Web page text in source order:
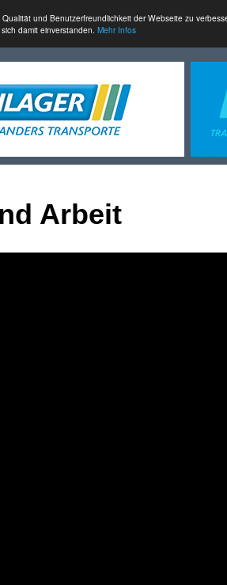
und Benutzerfreundlichkeit der Webseite zu
damit einverstanden. Mehr Infos
Arbeit